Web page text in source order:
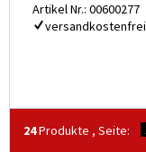
Artikel Nr.: 00600277
versandkostenfrei
24Produkte , Seite: